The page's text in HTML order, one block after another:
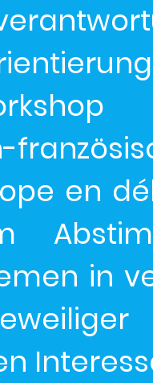
en
in